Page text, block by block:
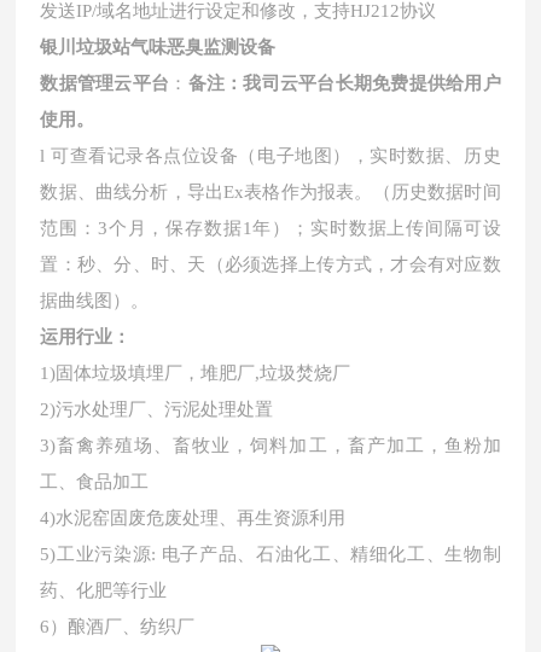
发送IP/域名地址进行设定和修改，支持HJ212协议
银川垃圾站气味恶臭监测设备
数据管理云平台 ： 备注：我司云平台长期免费提供给用户
使用。
l 可查看记录各点位设备（电子地图），实时数据、历史
数据、曲线分析，导出Ex表格作为报表。（历史数据时间
范围：3个月，保存数据1年）；实时数据上传间隔可设
置：秒、分、时、天（必须选择上传方式，才会有对应数
据曲线图）。
运用行业：
1)固体垃圾填埋厂，堆肥厂,垃圾焚烧厂
2)污水处理厂、污泥处理处置
3)畜禽养殖场、畜牧业，饲料加工，畜产加工，鱼粉加
工、食品加工
4)水泥窑固废危废处理、再生资源利用
5)工业污染源: 电子产品、石油化工、精细化工、生物制
药、化肥等行业
6）酿酒厂、纺织厂